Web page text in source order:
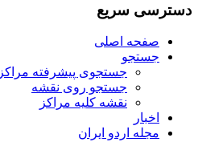
دسترسی سریع
صفحه اصلی
جستجو
جستجوی پیشرفته مراکز
جستجو روی نقشه
نقشه کلیه مراکز
اخبار
مجله اردو ایران